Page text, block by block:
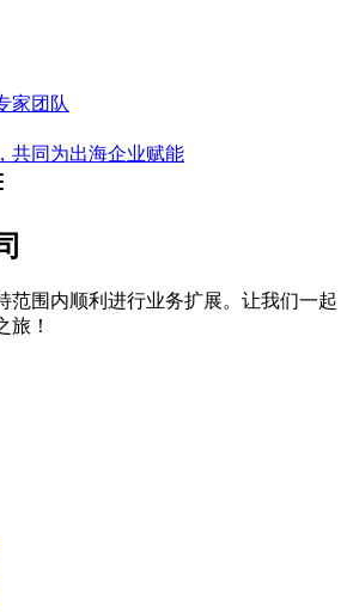
家团队
共同为出海企业赋能
范围内顺利进行业务扩展。让我们一起
旅！